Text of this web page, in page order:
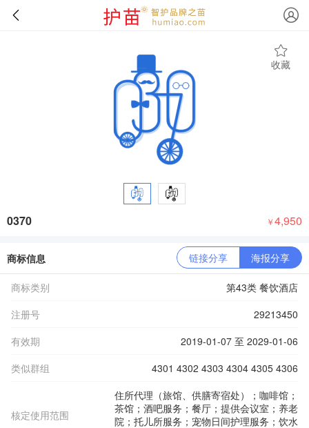
收藏
0370 ￥4,950
商标信息 链接分享 海报分享
商标类别
第43类 餐饮酒店
注册号
29213450
有效期
2019-01-07 至 2029-01-06
类似群组
4301 4302 4303 4304 4305 4306
核定使用范围
住所代理（旅馆、供膳寄宿处）；咖啡馆；
茶馆；酒吧服务；餐厅；提供会议室；养老
院；托儿所服务；宠物日间护理服务；饮水